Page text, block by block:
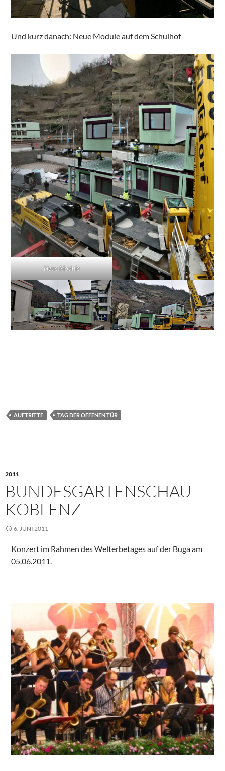
Und kurz danach: Neue Module auf dem Schulhof
Neue Module
AUFTRITTE TAG DER OFFENEN TÜR
2011
BUNDESGARTENSCHAU
KOBLENZ
6. JUNI 2011
Konzert im Rahmen des Welterbetages auf der Buga am
05.06.2011.